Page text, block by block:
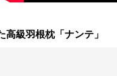
級羽根枕「ナンテ」